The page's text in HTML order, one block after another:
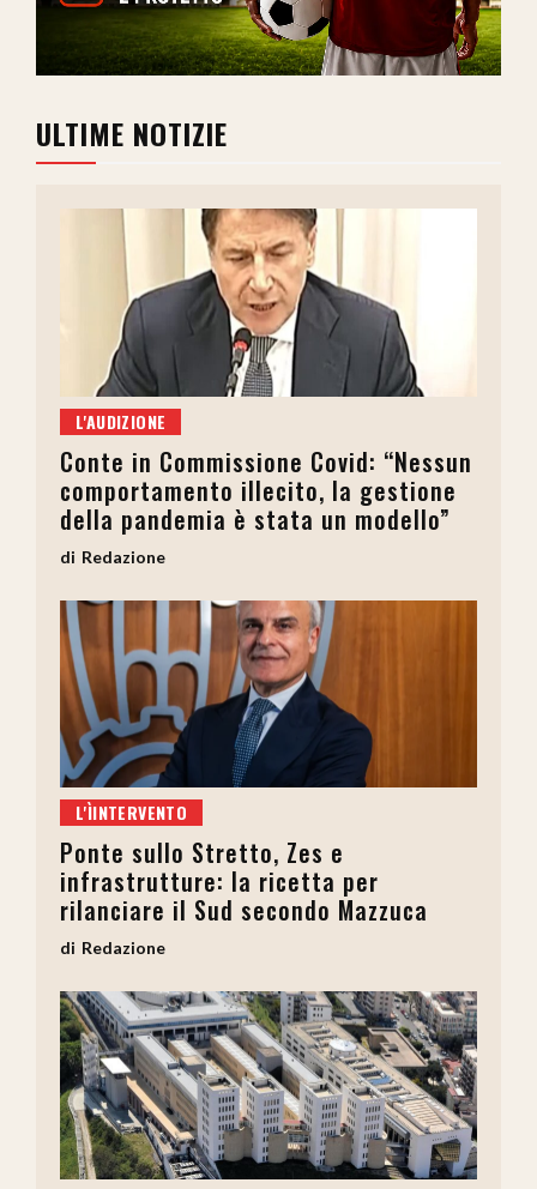
ULTIME NOTIZIE
L'AUDIZIONE
Conte in Commissione Covid: “Nessun
comportamento illecito, la gestione
della pandemia è stata un modello”
Redazione
L'ÌINTERVENTO
Ponte sullo Stretto, Zes e
infrastrutture: la ricetta per
rilanciare il Sud secondo Mazzuca
Redazione